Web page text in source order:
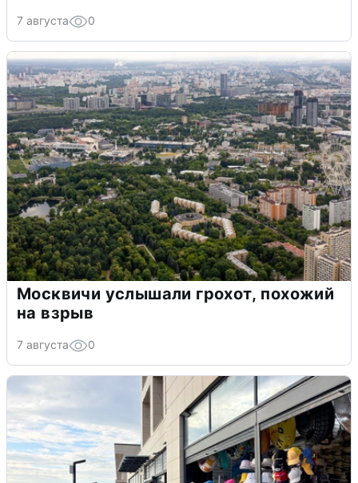
7 августа 0
Москвичи услышали грохот, похожий
на взрыв
7 августа 0